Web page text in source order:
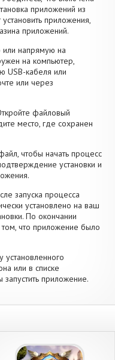
приложений из
приложения,
приложений.
или напрямую на
на компьютер,
USB-кабеля или
или через
файловый
место, где сохранен
чтобы начать процесс
установки и
запуска процесса
установлено на ваш
По окончании
что приложение было
установленного
или в списке
приложение.